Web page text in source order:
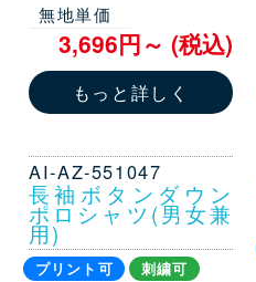
無地単価
3,696円～ (税込)
もっと詳しく
AI-AZ-551047
長袖ボタンダウン
ポロシャツ(男女兼
用)
プリント可 刺繍可